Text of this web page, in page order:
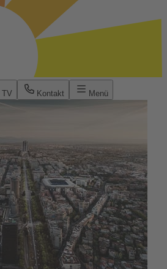
TV Kontakt Menü